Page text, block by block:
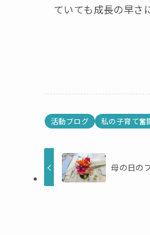
ていても成長の早さ
活動ブログ 私の子育て奮
母の日の